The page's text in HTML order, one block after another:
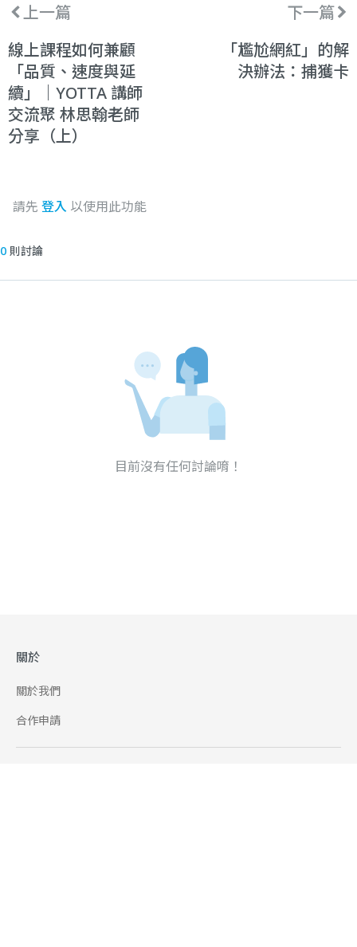
上一篇
線上課程如何兼顧
「品質、速度與延
續」｜YOTTA 講師
交流聚 林思翰老師
分享（上）
下一篇
「尷尬網紅」的解
決辦法：捕獲卡
請先 登入 以使用此功能
0 則討論
目前沒有任何討論唷！
關於
關於我們
合作申請